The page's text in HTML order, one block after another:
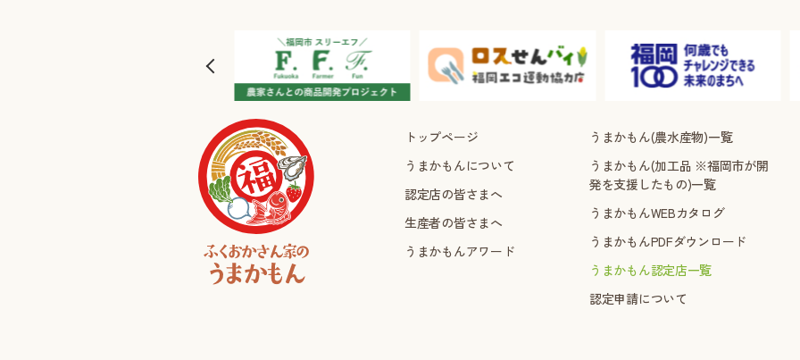
トップページ
うまかもんについて
認定店の皆さまへ
生産者の皆さまへ
うまかもんアワード
うまかもん(農水産物)一覧
うまかもん(加工品 ※福岡市が開
発を支援したもの)一覧
うまかもんWEBカタログ
うまかもんPDFダウンロード
うまかもん認定店一覧
認定申請について